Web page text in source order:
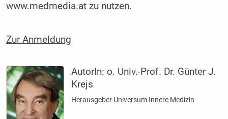
www.medmedia.at zu nutzen.
Zur Anmeldung
AutorIn: o. Univ.-Prof. Dr. Günter J.
Krejs
Herausgeber Universum Innere Medizin